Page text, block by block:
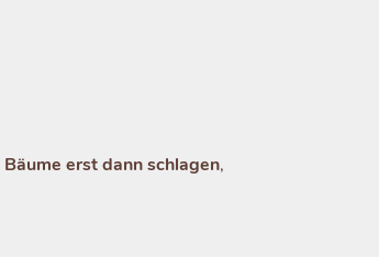
Bäume erst dann schlagen,